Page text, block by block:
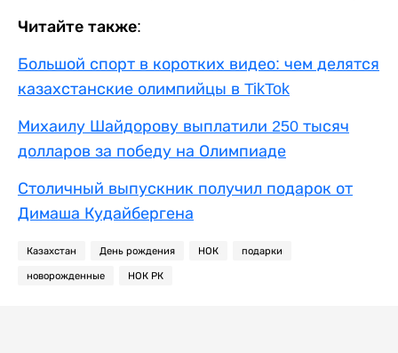
Читайте также:
Большой спорт в коротких видео: чем делятся
казахстанские олимпийцы в TikTok
Михаилу Шайдорову выплатили 250 тысяч
долларов за победу на Олимпиаде
Столичный выпускник получил подарок от
Димаша Кудайбергена
Казахстан День рождения НОК подарки
новорожденные НОК РК